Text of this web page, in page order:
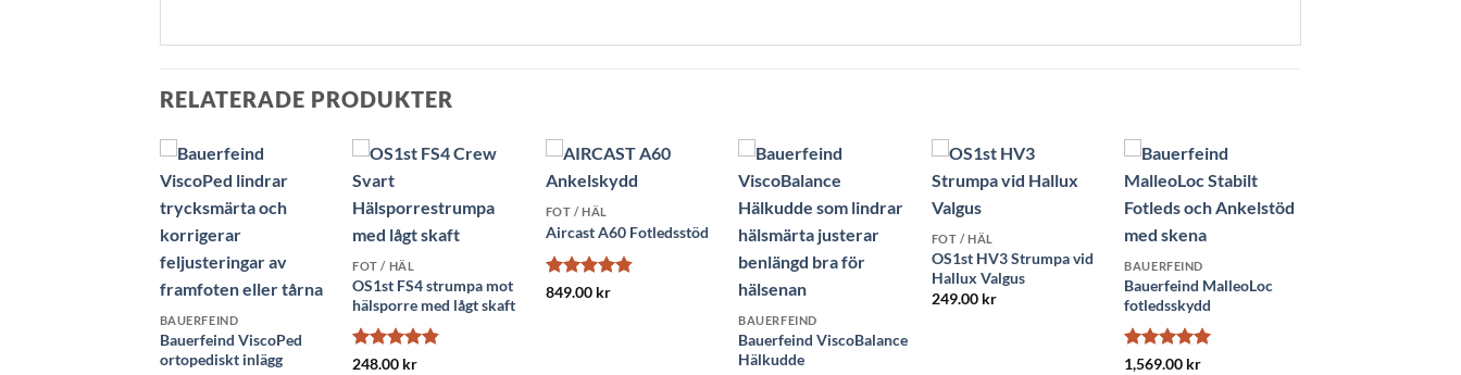
RELATERADE PRODUKTER
BAUERFEIND
Bauerfeind ViscoPed
ortopediskt inlägg
FOT / HÄL
OS1st FS4 strumpa mot
hälsporre med lågt skaft
Betygsatt
248.00 kr
FOT / HÄL
Aircast A60 Fotledsstöd
Betygsatt
849.00 kr
BAUERFEIND
Bauerfeind ViscoBalance
Hälkudde
FOT / HÄL
OS1st HV3 Strumpa vid
Hallux Valgus
249.00 kr
BAUERFEIND
Bauerfeind MalleoLoc
fotledsskydd
Betygsatt5
1,569.00 kr